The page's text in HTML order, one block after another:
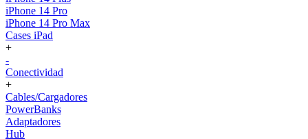
iPhone 14 Pro
iPhone 14 Pro Max
Cases iPad
+
-
Conectividad
+
Cables/Cargadores
PowerBanks
Adaptadores
Hub